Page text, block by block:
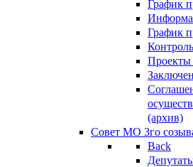
График
График
Проекты
(архив)
Совет МО 3го
Back